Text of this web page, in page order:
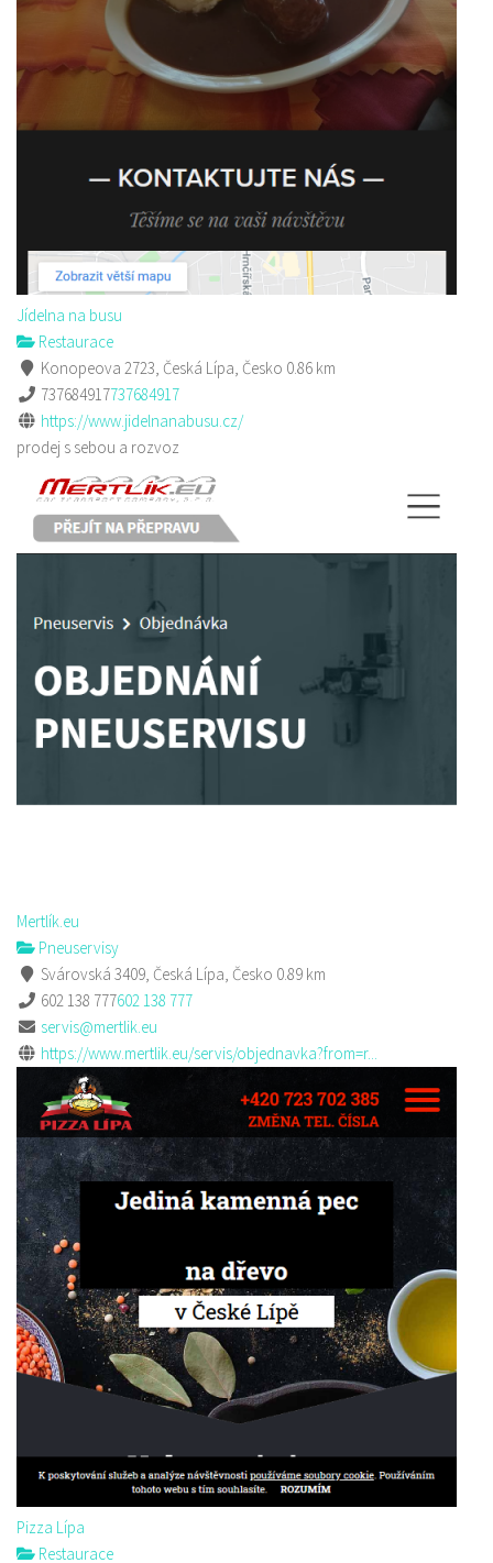
Jídelna na busu
Restaurace
Konopeova 2723, Česká Lípa, Česko 0.86 km
737684917737684917
https://www.jidelnanabusu.cz/
prodej s sebou a rozvoz
Mertlík.eu
Pneuservisy
Svárovská 3409, Česká Lípa, Česko 0.89 km
602 138 777602 138 777
servis@mertlik.eu
https://www.mertlik.eu/servis/objednavka?from=r...
Pizza Lípa
Restaurace